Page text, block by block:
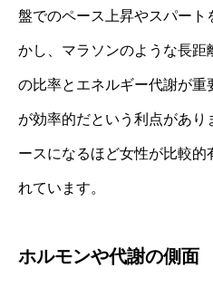
盤でのペース上昇やスパート
かし、マラソンのような長距
の比率とエネルギー代謝が重
が効率的だという利点があり
ースになるほど女性が比較的
れています。
ホルモンや代謝の側面